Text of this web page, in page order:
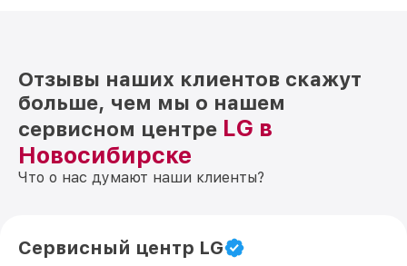
Отзывы наших клиентов скажут
больше, чем мы о нашем
сервисном центре LG в
Новосибирске
Что о нас думают наши клиенты?
Сервисный центр LG